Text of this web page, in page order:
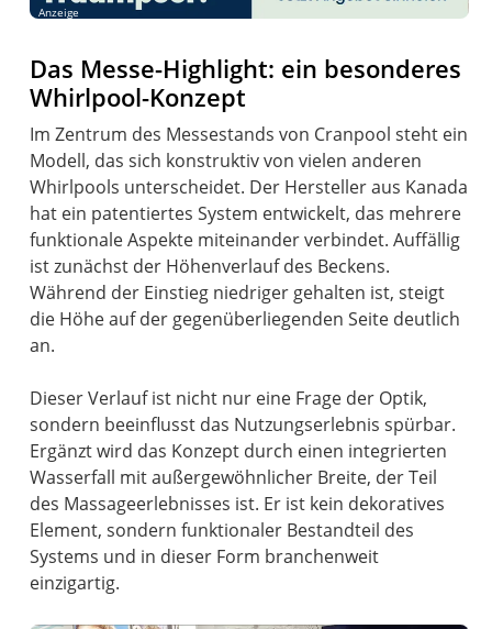
Anzeige
Das Messe-Highlight: ein besonderes
Whirlpool-Konzept
Im Zentrum des Messestands von Cranpool steht ein
Modell, das sich konstruktiv von vielen anderen
Whirlpools unterscheidet. Der Hersteller aus Kanada
hat ein patentiertes System entwickelt, das mehrere
funktionale Aspekte miteinander verbindet. Auffällig
ist zunächst der Höhenverlauf des Beckens.
Während der Einstieg niedriger gehalten ist, steigt
die Höhe auf der gegenüberliegenden Seite deutlich
an.
Dieser Verlauf ist nicht nur eine Frage der Optik,
sondern beeinflusst das Nutzungserlebnis spürbar.
Ergänzt wird das Konzept durch einen integrierten
Wasserfall mit außergewöhnlicher Breite, der Teil
des Massageerlebnisses ist. Er ist kein dekoratives
Element, sondern funktionaler Bestandteil des
Systems und in dieser Form branchenweit
einzigartig.